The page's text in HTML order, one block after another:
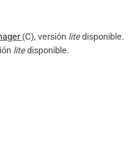
(C), versión litedisponible.
litedisponible.